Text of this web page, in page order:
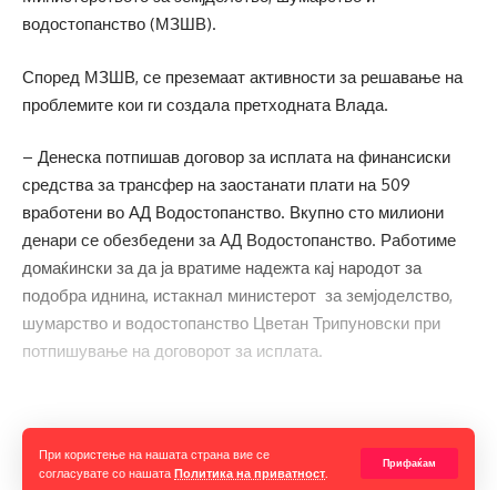
При користење на нашата страна вие се
согласувате со нашата Политика на приватност
Прифаќам
водостопанство (МЗШВ).
Според МЗШВ, се преземаат активности за решавање на
проблемите кои ги создала претходната Влада.
– Денеска потпишав договор за исплата на финансиски
средства за трансфер на заостанати плати на 509
вработени во АД Водостопанство. Вкупно сто милиони
денари се обезбедени за АД Водостопанство. Работиме
домаќински за да ја вратиме надежта кај народот за
подобра иднина, истакнал министерот за земјоделство,
шумарство и водостопанство Цветан Трипуновски при
потпишување на договорот за исплата.
Прочитај ја целата вест